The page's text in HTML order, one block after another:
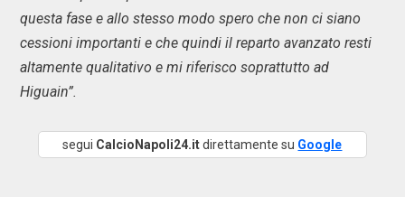
questa fase e allo stesso modo spero che non ci siano
cessioni importanti e che quindi il reparto avanzato resti
altamente qualitativo e mi riferisco soprattutto ad
Higuain”.
segui CalcioNapoli24.itdirettamente su Google